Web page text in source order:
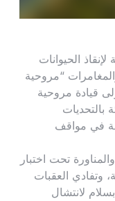
الحيوانات
والمغامرات “مروحية
قيادة مروحية
بالتحديات
في مواقف
تحت اختبار
وتفادي العقبات
لانتشال